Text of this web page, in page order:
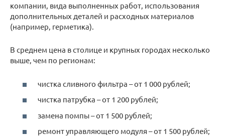
компании, вида выполненных работ, использования
дополнительных деталей и расходных материалов
(например, герметика).
В среднем цена в столице и крупных городах несколько
выше, чем по регионам:
чистка сливного фильтра – от 1 000 рублей;
чистка патрубка – от 1 200 рублей;
замена помпы – от 1 500 рублей;
ремонт управляющего модуля – от 1 500 рублей;